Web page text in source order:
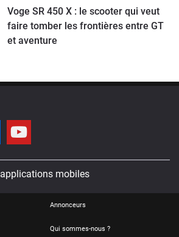
Voge SR 450 X : le scooter qui veut
faire tomber les frontières entre GT
et aventure
mobiles
Annonceurs
Qui sommes-nous ?